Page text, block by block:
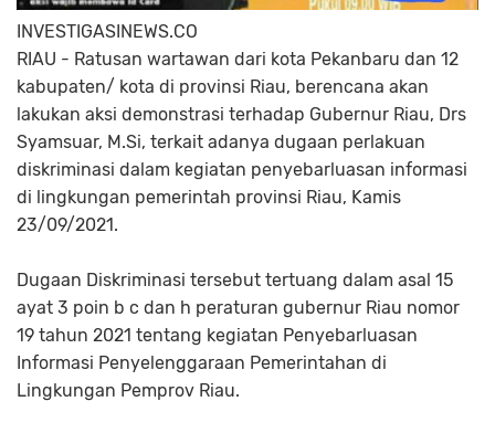
INVESTIGASINEWS.CO
RIAU - Ratusan wartawan dari kota Pekanbaru dan 12
kabupaten/ kota di provinsi Riau, berencana akan
lakukan aksi demonstrasi terhadap Gubernur Riau, Drs
Syamsuar, M.Si, terkait adanya dugaan perlakuan
diskriminasi dalam kegiatan penyebarluasan informasi
di lingkungan pemerintah provinsi Riau, Kamis
23/09/2021.
Dugaan Diskriminasi tersebut tertuang dalam asal 15
ayat 3 poin b c dan h peraturan gubernur Riau nomor
19 tahun 2021 tentang kegiatan Penyebarluasan
Informasi Penyelenggaraan Pemerintahan di
Lingkungan Pemprov Riau.